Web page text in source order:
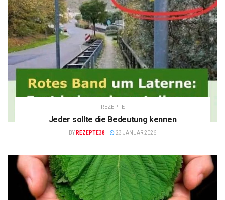
REZEPTE
Jeder sollte die Bedeutung kennen
BY REZEPTE38 23 JANUAR 2026